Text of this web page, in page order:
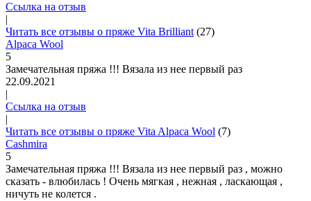
Ссылка на отзыв
|
Читать все отзывы о пряже Vita Brilliant (27)
Alpaca Wool
5
Замечательная пряжа !!! Вязала из нее первый раз
22.09.2021
|
Ссылка на отзыв
|
Читать все отзывы о пряже Vita Alpaca Wool (7)
Cashmira
5
Замечательная пряжа !!! Вязала из нее первый раз , можно
сказать - влюбилась ! Очень мягкая , нежная , ласкающая ,
ничуть не колется .